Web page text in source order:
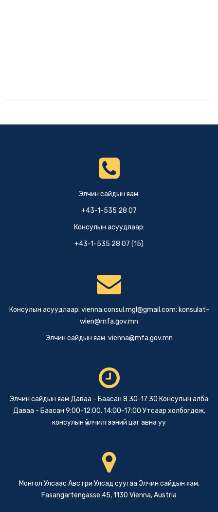
Элчин сайдын яам:
+43-1-535 28 07
Консулын асуудлаар:
+43-1-535 28 07 (15)
Консулын асуудлаар: vienna.consul.mgl@gmail.com; konsulat-
wien@mfa.gov.mn
Элчин сайдын яам: vienna@mfa.gov.mn
Элчин сайдын яам Даваа - Баасан 8:30-17:30 Консулын алба
Даваа - Баасан 9:00-12:00, 14:00-17:00 Утсаар холбогдож,
консулын үйлчилгээний цаг авна уу
Монгол Улсаас Австри Улсад суугаа Элчин сайдын яам,
Fasangartengasse 45, 1130 Vienna, Austria